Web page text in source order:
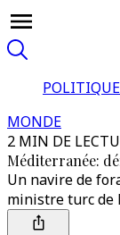
POLITIQUE
MONDE
2 MIN DE
Méditerranée:
Un navire de
ministre turc de